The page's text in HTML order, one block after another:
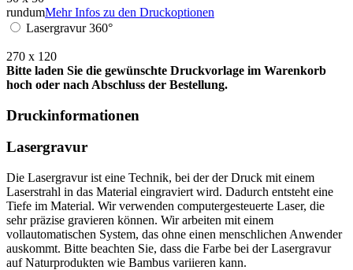
rundumMehr Infos zu den Druckoptionen
Lasergravur 360°
270 x 120
Bitte laden Sie die gewünschte Druckvorlage im Warenkorb
hoch oder nach Abschluss der Bestellung.
Druckinformationen
Lasergravur
Die Lasergravur ist eine Technik, bei der der Druck mit einem
Laserstrahl in das Material eingraviert wird. Dadurch entsteht eine
Tiefe im Material. Wir verwenden computergesteuerte Laser, die
sehr präzise gravieren können. Wir arbeiten mit einem
vollautomatischen System, das ohne einen menschlichen Anwender
auskommt. Bitte beachten Sie, dass die Farbe bei der Lasergravur
auf Naturprodukten wie Bambus variieren kann.